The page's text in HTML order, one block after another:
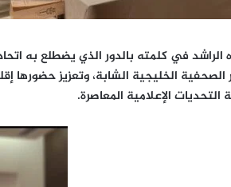
الراشد في كلمته بالدور الذي يضطلع به
الصحفية الخليجية الشابة، وتعزيز حضورها
التحديات الإعلامية المعاصرة.